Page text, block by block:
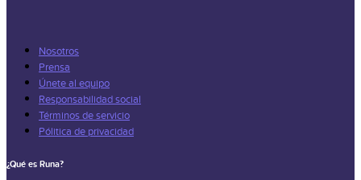
Nosotros
Prensa
Únete al equipo
Responsabilidad social
Términos de servicio
Pólitica de privacidad
¿Qué es Runa?